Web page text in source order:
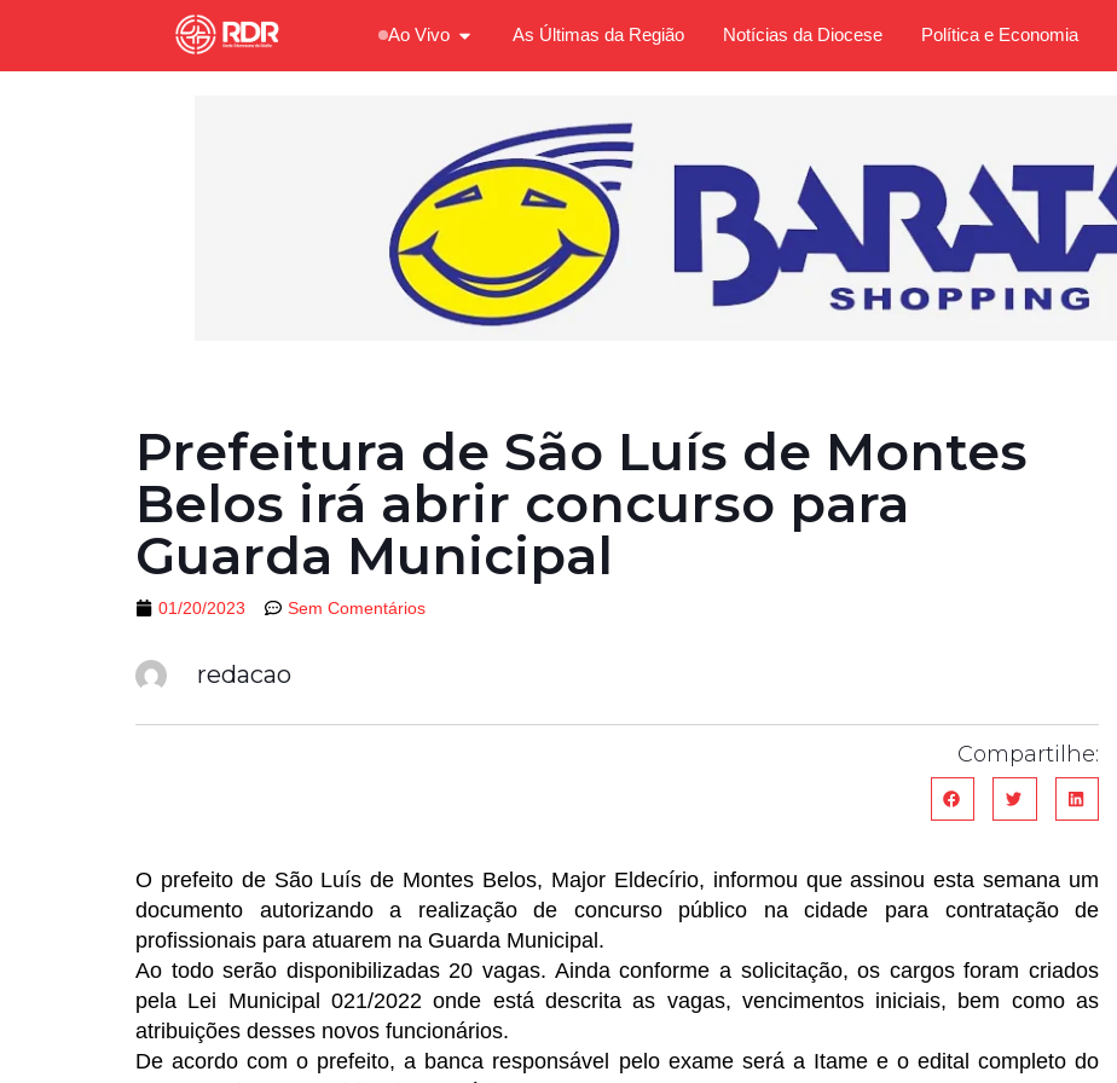
Ao Vivo As Últimas da Região Notícias da Diocese Política e Economia
Prefeitura de São Luís de Montes
Belos irá abrir concurso para
Guarda Municipal
01/20/2023 Sem Comentários
redacao
Compartilhe:
O prefeito de São Luís de Montes Belos, Major Eldecírio, informou que assinou esta semana um
documento autorizando a realização de concurso público na cidade para contratação de
profissionais para atuarem na Guarda Municipal.
Ao todo serão disponibilizadas 20 vagas. Ainda conforme a solicitação, os cargos foram criados
pela Lei Municipal 021/2022 onde está descrita as vagas, vencimentos iniciais, bem como as
atribuições desses novos funcionários.
De acordo com o prefeito, a banca responsável pelo exame será a Itame e o edital completo do